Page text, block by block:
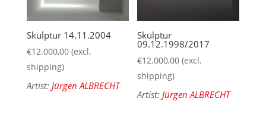
Skulptur 14.11.2004
€12.000,00 (excl.
shipping)
Artist: Jürgen ALBRECHT
Skulptur
09.12.1998/2017
€12.000,00 (excl.
shipping)
Artist:Jürgen ALBRECHT